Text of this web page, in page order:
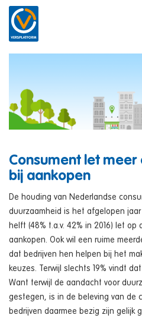
Consument let
bij aankopen
De houding van Nederlandse
duurzaamheid is het afgelopen
helft (48% t.a.v. 42% in 2016) let op
aankopen. Ook wil een ruime
dat bedrijven hen helpen bij het
keuzes. Terwijl slechts 19% vindt
Want terwijl de aandacht voor
gestegen, is in de beleving van de
bedrijven daarmee bezig zijn gelijk